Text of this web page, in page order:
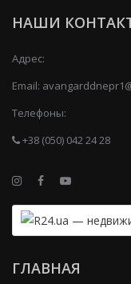
НАШИ
Адрес:
Email:
Телефоны:
+38 (050) 042 24 28
ГЛАВНАЯ